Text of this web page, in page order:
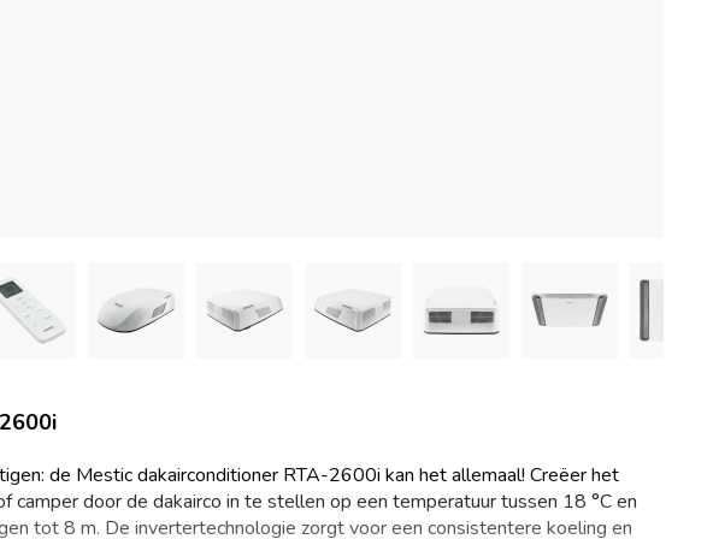
de Mestic dakairconditioner RTA-2600i kan het allemaal! Creëer het
camper door de dakairco in te stellen op een temperatuur tussen 18 °C en
tot 8 m. De invertertechnologie zorgt voor een consistentere koeling en